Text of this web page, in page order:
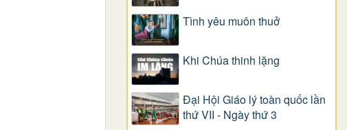
Tình yêu muôn thuở
Khi Chúa thinh lặng
Đại Hội Giáo lý toàn quốc lần
thứ VII - Ngày thứ 3